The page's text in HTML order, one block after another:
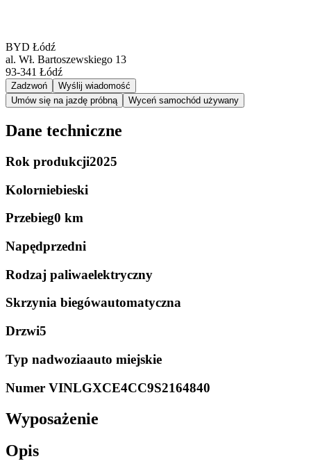
BYD Łódź
al. Wł. Bartoszewskiego 13
93-341 Łódź
Zadzwoń
Wyślij wiadomość
Umów się na jazdę próbną
Wyceń samochód używany
Dane techniczne
Rok produkcji2025
Kolorniebieski
Przebieg0 km
Napędprzedni
Rodzaj paliwaelektryczny
Skrzynia biegówautomatyczna
Drzwi5
Typ nadwoziaauto miejskie
Numer VINLGXCE4CC9S2164840
Wyposażenie
Opis